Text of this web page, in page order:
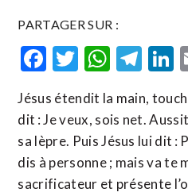
PARTAGER SUR :
Facebook
Twitter
Jésus étendit la main,
dit : Je veux, sois net.
sa lèpre. Puis Jésus lui dit :
dis à personne ; mais va te
sacrificateur et présente